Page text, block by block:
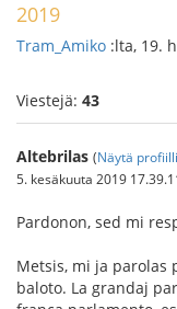
2019
Tram_Amiko :lta, 19.
Viestejä: 43
Altebrilas (Näytä profiilli
5. kesäkuuta 2019
Pardonon, sed mi
Metsis, mi ja
baloto. La grandaj